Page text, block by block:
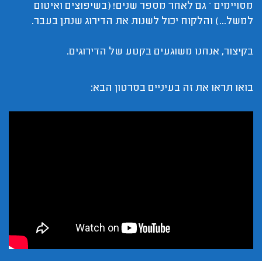
מסויימים – גם לאחר מספר שנים! (בשיפוצים ואיטום
למשל...) והלקוח יכול לשנות את הדירוג שנתן בעבר.
בקיצור, אנחנו משוגעים בקטע של הדירוגים.
בואו תראו את זה בעיניים בסרטון הבא: